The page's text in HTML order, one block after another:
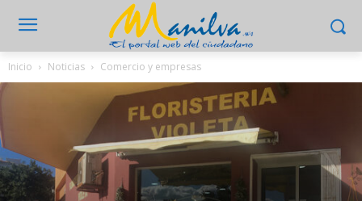
Inicio Noticias Comercio y empresas